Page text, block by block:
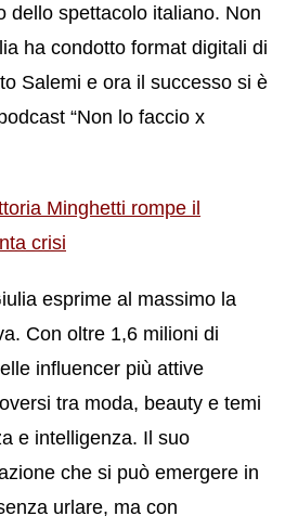
dello spettacolo italiano. Non
ha condotto format digitali di
Salemi e ora il successo si è
“Non lo faccio x
Minghetti rompe il
crisi
esprime al massimo la
Con oltre 1,6 milioni di
influencer più attive
tra moda, beauty e temi
e intelligenza. Il suo
che si può emergere in
urlare, ma con